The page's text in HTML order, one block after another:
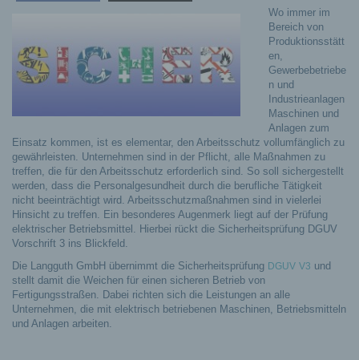
Wo immer im
Bereich von
Produktionsstätt
en,
Gewerbebetriebe
n und
Industrieanlagen
Maschinen und
Anlagen zum
Einsatz kommen, ist es elementar, den Arbeitsschutz vollumfänglich zu
gewährleisten. Unternehmen sind in der Pflicht, alle Maßnahmen zu
treffen, die für den Arbeitsschutz erforderlich sind. So soll sichergestellt
werden, dass die Personalgesundheit durch die berufliche Tätigkeit
nicht beeinträchtigt wird. Arbeitsschutzmaßnahmen sind in vielerlei
Hinsicht zu treffen. Ein besonderes Augenmerk liegt auf der Prüfung
elektrischer Betriebsmittel. Hierbei rückt die Sicherheitsprüfung DGUV
Vorschrift 3 ins Blickfeld.
Die Langguth GmbH übernimmt die Sicherheitsprüfung DGUV V3 und
stellt damit die Weichen für einen sicheren Betrieb von
Fertigungsstraßen. Dabei richten sich die Leistungen an alle
Unternehmen, die mit elektrisch betriebenen Maschinen, Betriebsmitteln
und Anlagen arbeiten.